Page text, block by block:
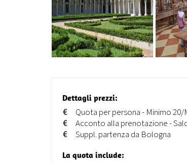
Dettagli prezzi:
€
Quota per persona - Minimo
€
Acconto alla prenotazione -
€
Suppl. partenza da Bologna
La quota include: